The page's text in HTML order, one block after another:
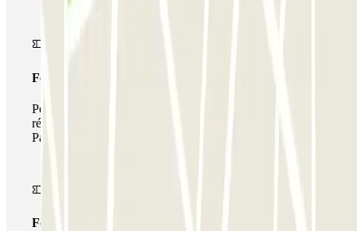
Forfait de stationnement multiple
Pendant votre séjour, vous pouvez utiliser l'ensemble du
réseau de parkings de cet opérateur disponible sur
Parclick.
Forfait illimité